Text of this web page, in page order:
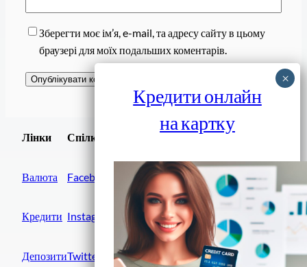
Зберегти моє ім’я, e-mail, та адресу сайту в цьому
браузері для моїх подальших коментарів.
Лінки
Валюта
Кредити
Депозити
Спілки
Facebook
Instagram
Twitter
Завантажити
Кредити онлайн
на картку